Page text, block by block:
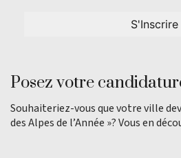
Posez votre
Souhaiteriez-vous que votre ville
des Alpes de l’Année »? Vous en